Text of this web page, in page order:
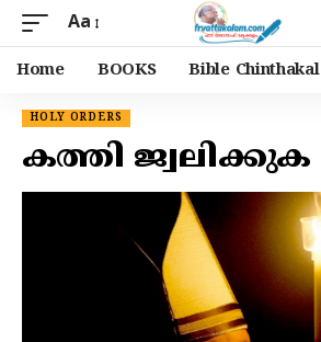
Aa
Home BOOKS Bible Chinthakal
HOLY ORDERS
കത്തി ജ്വലിക്കുക